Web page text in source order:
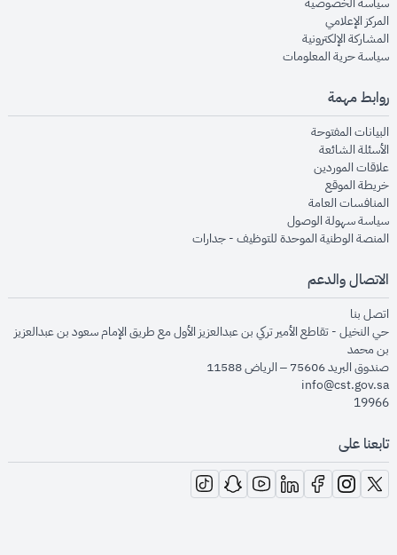
المركز الإعلاميopens in new window
المشاركة الإلكترونيةopens in new window
سياسة حرية المعلوماتopens in new window
روابط مهمة
البيانات المفتوحةopens in new window
الأسئلة الشائعةopens in new window
علاقات الموردينopens in new window
خريطة الموقعopens in new window
المنافسات العامةopens in new window
سياسة سهولة الوصولopens in new window
المنصة الوطنية الموحدة للتوظيف - جداراتopens in new window
الاتصال والدعم
اتصل بنا
حي النخيل - تقاطع الأمير تركي بن عبدالعزيز الأول مع طريق الإمام سعود بن عبدالعزيز
بن محمد
صندوق البريد 75606 – الرياض 11588
info@cst.gov.sa
19966
تابعنا على
opens in new window
opens in new window
opens in new window
opens in new window
opens in new window
opens in new window
opens in new window